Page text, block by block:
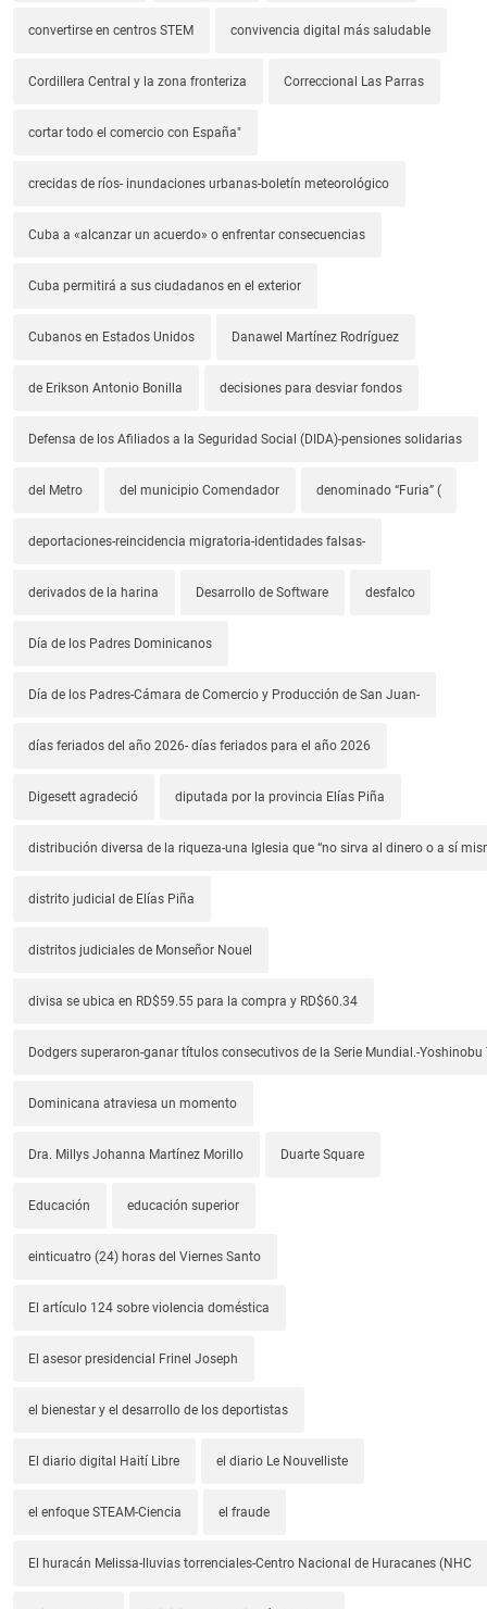
convertirse en centros STEM convivencia digital más saludable
Cordillera Central y la zona fronteriza Correccional Las Parras
cortar todo el comercio con España"
crecidas de ríos- inundaciones urbanas-boletín meteorológico
Cuba a «alcanzar un acuerdo» o enfrentar consecuencias
Cuba permitirá a sus ciudadanos en el exterior
Cubanos en Estados Unidos Danawel Martínez Rodríguez
de Erikson Antonio Bonilla decisiones para desviar fondos
Defensa de los Afiliados a la Seguridad Social (DIDA)-pensiones solidarias
del Metro del municipio Comendador denominado “Furia” (
deportaciones-reincidencia migratoria-identidades falsas-
derivados de la harina Desarrollo de Software desfalco
Día de los Padres Dominicanos
Día de los Padres-Cámara de Comercio y Producción de San Juan-
días feriados del año 2026- días feriados para el año 2026
Digesett agradeció diputada por la provincia Elías Piña
distribución diversa de la riqueza-una Iglesia que “no sirva al dinero o a sí
distrito judicial de Elías Piña
distritos judiciales de Monseñor Nouel
divisa se ubica en RD$59.55 para la compra y RD$60.34
Dodgers superaron-ganar títulos consecutivos de la Serie Mundial.-
Dominicana atraviesa un momento
Dra. Millys Johanna Martínez Morillo Duarte Square
Educación educación superior
einticuatro (24) horas del Viernes Santo
El artículo 124 sobre violencia doméstica
El asesor presidencial Frinel Joseph
el bienestar y el desarrollo de los deportistas
El diario digital Haití Libre el diario Le Nouvelliste
el enfoque STEAM-Ciencia el fraude
El huracán Melissa-lluvias torrenciales-Centro Nacional de Huracanes (NHC